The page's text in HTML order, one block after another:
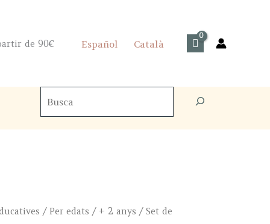
de 90€ Español Català
/Per edats / + 2 anys / Set de